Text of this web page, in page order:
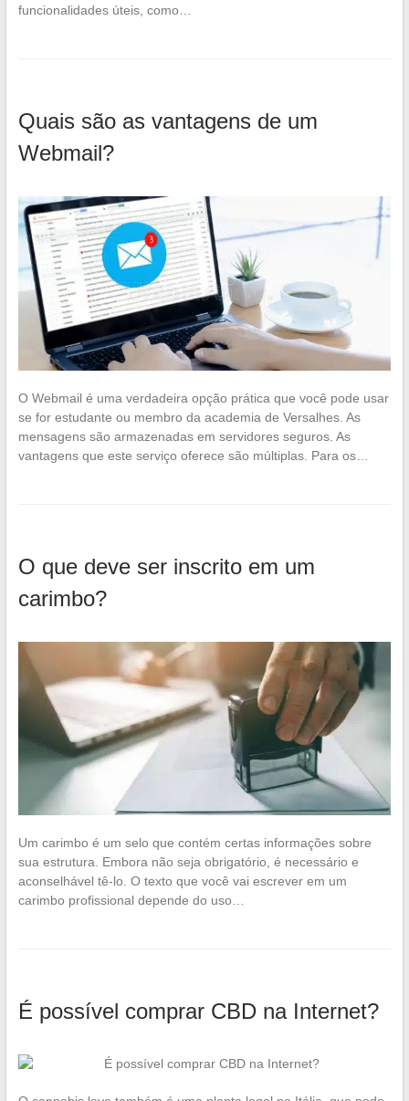
funcionalidades úteis, como…
Quais são as vantagens de um
Webmail?
O Webmail é uma verdadeira opção prática que você pode usar
se for estudante ou membro da academia de Versalhes. As
mensagens são armazenadas em servidores seguros. As
vantagens que este serviço oferece são múltiplas. Para os…
O que deve ser inscrito em um
carimbo?
Um carimbo é um selo que contém certas informações sobre
sua estrutura. Embora não seja obrigatório, é necessário e
aconselhável tê-lo. O texto que você vai escrever em um
carimbo profissional depende do uso…
É possível comprar CBD na Internet?